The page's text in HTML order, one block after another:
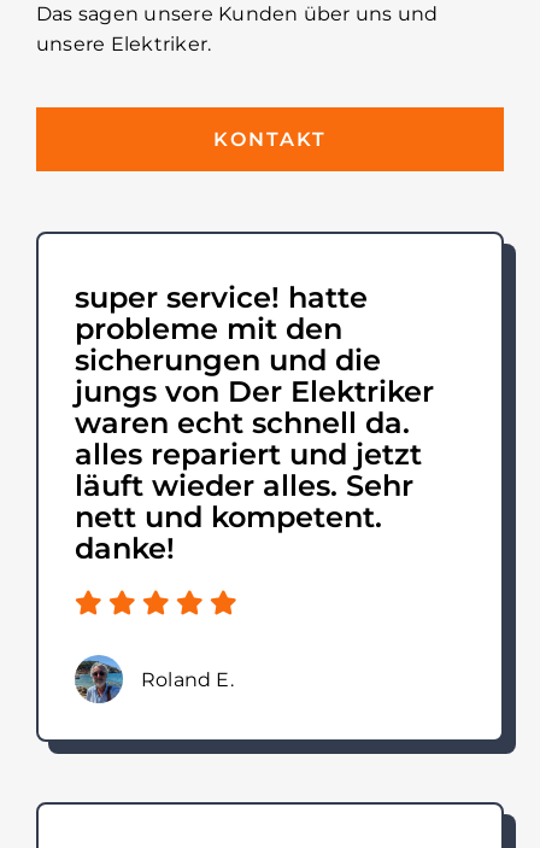
Das sagen unsere Kunden über uns und
unsere Elektriker.
KONTAKT
super service! hatte
probleme mit den
sicherungen und die
jungs von Der Elektriker
waren echt schnell da.
alles repariert und jetzt
läuft wieder alles. Sehr
nett und kompetent.
danke!
Roland E.